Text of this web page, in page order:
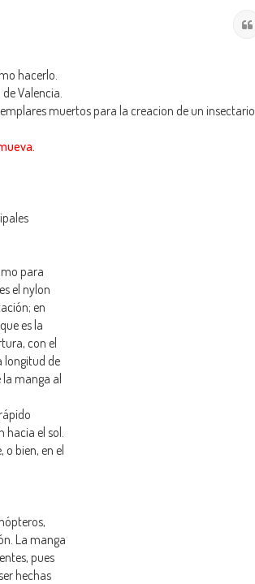
hacerlo.
Valencia.
muertos para la creacion de un insectario.
para
el nylon
en
es la
con el
longitud de
la manga al
el sol.
bien, en el
La manga
pues
hechas